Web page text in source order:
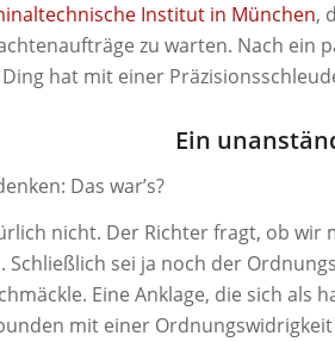
Institut in München,
zu warten. Nach ein
Ding hat mit einer
Ein
Das war’s?
nicht. Der Richter fragt, ob wir
Schließlich sei ja noch der
Eine Anklage, die sich als
mit einer